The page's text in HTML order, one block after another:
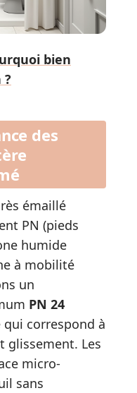
bien
des
émaillé
PN (pieds
humide
à mobilité
un
PN 24
qui correspond à
glissement. Les
micro-
sans